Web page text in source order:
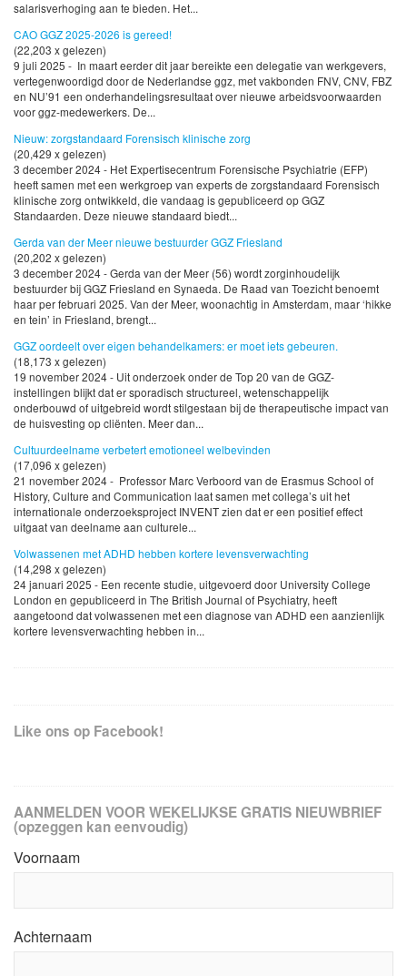
salarisverhoging aan te bieden. Het...
CAO GGZ 2025-2026 is gereed!
(22,203 x gelezen)
9 juli 2025 - In maart eerder dit jaar bereikte een delegatie van werkgevers,
vertegenwoordigd door de Nederlandse ggz, met vakbonden FNV, CNV, FBZ
en NU’91 een onderhandelingsresultaat over nieuwe arbeidsvoorwaarden
voor ggz-medewerkers. De...
Nieuw: zorgstandaard Forensisch klinische zorg
(20,429 x gelezen)
3 december 2024 - Het Expertisecentrum Forensische Psychiatrie (EFP)
heeft samen met een werkgroep van experts de zorgstandaard Forensisch
klinische zorg ontwikkeld, die vandaag is gepubliceerd op GGZ
Standaarden. Deze nieuwe standaard biedt...
Gerda van der Meer nieuwe bestuurder GGZ Friesland
(20,202 x gelezen)
3 december 2024 - Gerda van der Meer (56) wordt zorginhoudelijk
bestuurder bij GGZ Friesland en Synaeda. De Raad van Toezicht benoemt
haar per februari 2025. Van der Meer, woonachtig in Amsterdam, maar ‘hikke
en tein’ in Friesland, brengt...
GGZ oordeelt over eigen behandelkamers: er moet iets gebeuren.
(18,173 x gelezen)
19 november 2024 - Uit onderzoek onder de Top 20 van de GGZ-
instellingen blijkt dat er sporadisch structureel, wetenschappelijk
onderbouwd of uitgebreid wordt stilgestaan bij de therapeutische impact van
de huisvesting op cliënten. Meer dan...
Cultuurdeelname verbetert emotioneel welbevinden
(17,096 x gelezen)
21 november 2024 - Professor Marc Verboord van de Erasmus School of
History, Culture and Communication laat samen met collega’s uit het
internationale onderzoeksproject INVENT zien dat er een positief effect
uitgaat van deelname aan culturele...
Volwassenen met ADHD hebben kortere levensverwachting
(14,298 x gelezen)
24 januari 2025 - Een recente studie, uitgevoerd door University College
London en gepubliceerd in The British Journal of Psychiatry, heeft
aangetoond dat volwassenen met een diagnose van ADHD een aanzienlijk
kortere levensverwachting hebben in...
Like ons op Facebook!
AANMELDEN VOOR WEKELIJKSE GRATIS NIEUWBRIEF
(opzeggen kan eenvoudig)
Voornaam
Achternaam